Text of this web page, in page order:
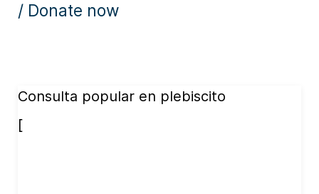
/ Donate now
Consulta popular en plebiscito
[